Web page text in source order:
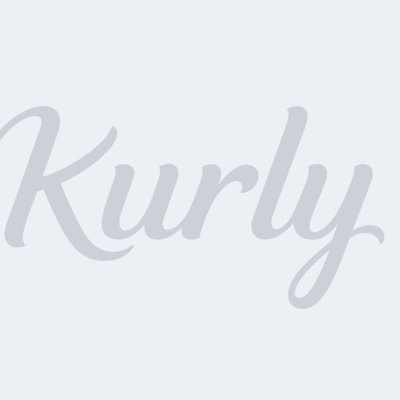
량으로 진행되며, 증정상품 재고 소진 시 조기 종료될 수 있습니다.
상단의 주문 상품 영역에서 증정상품이 표시될 경우 증정상품이 제공되
공되지 않을 경우 해당 영역에서 증정상품이 표시되지 않습니다.
면 내에 증정상품이 표시되면 증정상품이 제공되며, 재고 소진 등으로